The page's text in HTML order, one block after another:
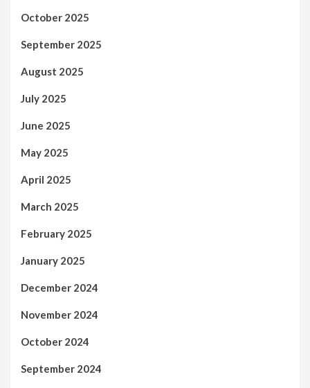
October 2025
September 2025
August 2025
July 2025
June 2025
May 2025
April 2025
March 2025
February 2025
January 2025
December 2024
November 2024
October 2024
September 2024